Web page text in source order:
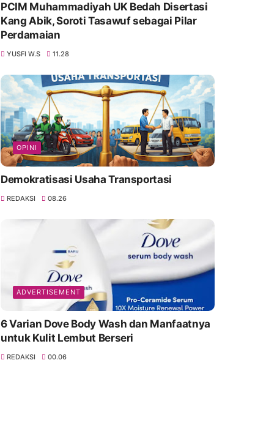
PCIM Muhammadiyah UK Bedah Disertasi
Kang Abik, Soroti Tasawuf sebagai Pilar
Perdamaian
YUSFI W.S 11.28
OPINI
Demokratisasi Usaha Transportasi
REDAKSI 08.26
ADVERTISEMENT
6 Varian Dove Body Wash dan Manfaatnya
untuk Kulit Lembut Berseri
REDAKSI 00.06